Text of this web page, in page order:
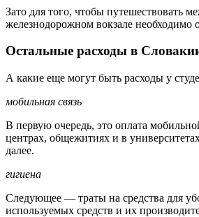
Зато для того, чтобы путешествовать
железнодорожном вокзале необходимо
Остальные расходы в
А какие еще могут быть расходы у
мобильная связь
В первую очередь, это оплата
центрах, общежитиях и в
далее.
гигиена
Следующее — траты на средства для
используемых средств и их